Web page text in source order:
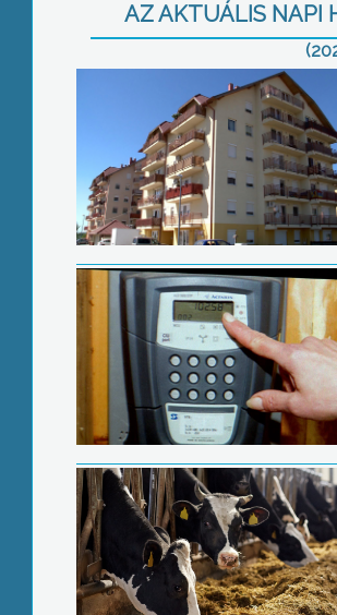
AZ AKTUÁLIS NAPI
Érkeznek az első, új rezsiáras
Többlettámogatás az
Felújították a
bekötőutat